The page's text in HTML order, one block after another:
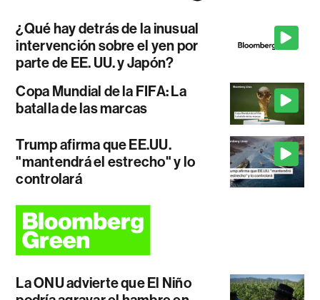
¿Qué hay detrás de la inusual
intervención sobre el yen por
parte de EE. UU. y Japón?
Copa Mundial de la FIFA: La
batalla de las marcas
Trump afirma que EE.UU.
"mantendrá el estrecho" y lo
controlará
La ONU advierte que El Niño